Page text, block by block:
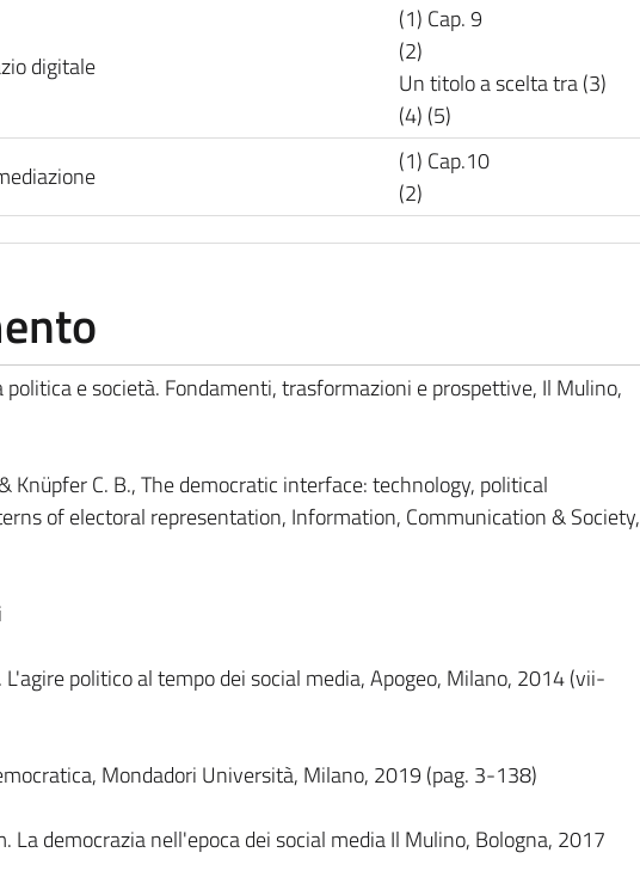
digitale
(1) Cap. 9
(2)
Un titolo a scelta tra (3)
(4) (5)
(1) Cap.10
(2)
politica e società. Fondamenti, trasformazioni e prospettive, Il Mulino,
Knüpfer C. B., The democratic interface: technology, political
of electoral representation, Information, Communication & Society,
politico al tempo dei social media, Apogeo, Milano, 2014 (vii-
Mondadori Università, Milano, 2019 (pag. 3-138)
La democrazia nell'epoca dei social media Il Mulino, Bologna, 2017